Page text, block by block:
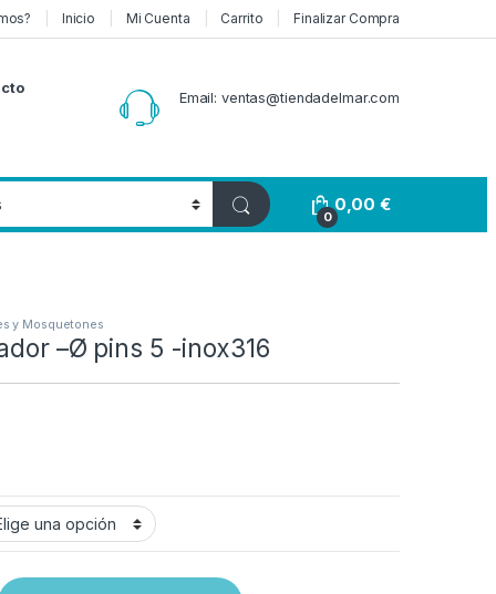
Inicio Mi Cuenta Carrito Finalizar Compra
Email: ventas@tiendadelmar.com
0
0,00€
y Mosquetones
–Ø pins 5 -inox316
de precios: desde
5 -inox316 quantity